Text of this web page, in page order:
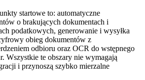
startowe to: automatyczne
o brakujących dokumentach i
podatkowych, generowanie i wysyłka
obieg dokumentów z
odbioru oraz OCR do wstępnego
Wszystkie te obszary nie wymagają
i przynoszą szybko mierzalne